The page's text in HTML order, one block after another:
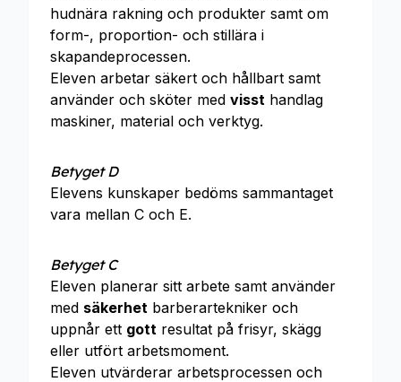
hudnära rakning och produkter samt om
form-, proportion- och stillära i
skapandeprocessen.
Eleven arbetar säkert och hållbart samt
använder och sköter med visst handlag
maskiner, material och verktyg.
Betyget D
Elevens kunskaper bedöms sammantaget
vara mellan C och E.
Betyget C
Eleven planerar sitt arbete samt använder
med säkerhet barberartekniker och
uppnår ett gott resultat på frisyr, skägg
eller utfört arbetsmoment.
Eleven utvärderar arbetsprocessen och